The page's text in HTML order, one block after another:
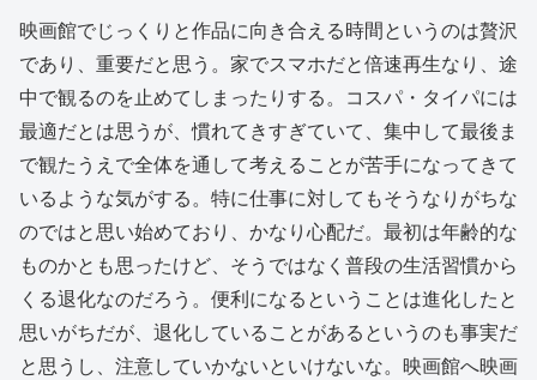
映画館でじっくりと作品に向き合える時間というのは贅沢
であり、重要だと思う。家でスマホだと倍速再生なり、途
中で観るのを止めてしまったりする。コスパ・タイパには
最適だとは思うが、慣れてきすぎていて、集中して最後ま
で観たうえで全体を通して考えることが苦手になってきて
いるような気がする。特に仕事に対してもそうなりがちな
のではと思い始めており、かなり心配だ。最初は年齢的な
ものかとも思ったけど、そうではなく普段の生活習慣から
くる退化なのだろう。便利になるということは進化したと
思いがちだが、退化していることがあるというのも事実だ
と思うし、注意していかないといけないな。映画館へ映画